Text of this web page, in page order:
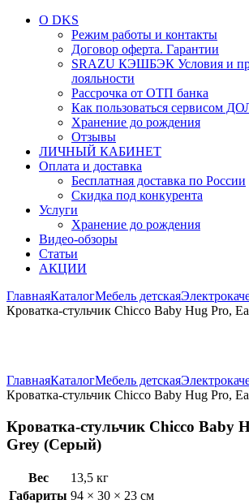
О DKS
Режим работы и контакты
Договор оферта. Гарантии
SRAZU КЭШБЭК Условия и
лояльности
Рассрочка от ОТП банка
Как пользоваться сервисом
Хранение до рождения
Отзывы
ЛИЧНЫЙ КАБИНЕТ
Оплата и доставка
Бесплатная доставка по России
Скидка под конкурента
Услуги
Хранение до рождения
Видео-обзоры
Статьи
АКЦИИ
ГлавнаяКаталогМебель детская
Кроватка-стульчик Chicco Baby Hug Pro,
ГлавнаяКаталогМебель детская
Кроватка-стульчик Chicco Baby Hug Pro,
Кроватка-стульчик Chicco Baby
Grey (Серый)
Вес
13,5 кг
Габариты 94 × 30 × 23 см